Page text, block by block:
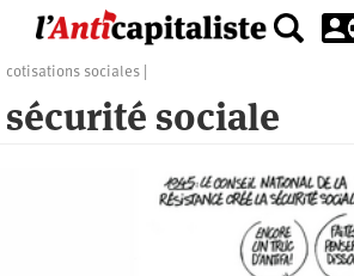
contenu
cotisations sociales
sécurité sociale